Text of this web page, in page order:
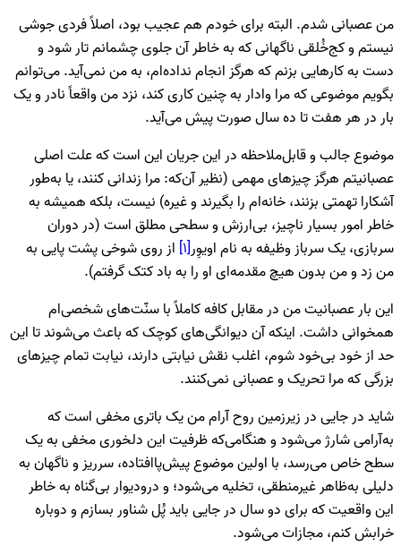
من عصبانی شدم. البته برای خودم هم عجیب بود، اصلاً فردی جوشی‌
نیستم و کج‌خُلقی ناگهانی که به خاطر آن جلوی چشمانم تار شود و
دست به کارهایی بزنم که هرگز انجام نداده‌ام، به من نمی‌آید. می‌توانم
بگویم موضوعی که مرا وادار به چنین کاری کند، نزد من واقعاً نادر و یک
بار در هر هفت تا ده سال صورت پیش می‌آید.
موضوع جالب و قابل‌ملاحظه در این جریان این است که علت اصلی
عصبانیتم هرگز چیزهای مهمی (نظیر آن‌که: مرا زندانی کنند، یا به‌طور
آشکارا تهمتی بزنند، خانه‌ام را بگیرند و غیره) نیست، بلکه همیشه به
خاطر امور بسیار ناچیز، بی‌ارزش و سطحی مطلق است (در دوران
سربازی، یک سرباز وظیفه به نام اویوِر[۱] از روی شوخی پشت پایی به
من زد و من بدون هیچ مقدمه‌ای او را به باد کتک گرفتم).
این بار عصبانیت من در مقابل کافه کاملاً با سنّت‌های شخصی‌ام
همخوانی داشت. اینکه آن دیوانگی‌های کوچک که باعث می‌شوند تا این
حد از خود بی‌خود شوم، اغلب نقش نیابتی دارند، نیابت تمام چیزهای
بزرگی که مرا تحریک و عصبانی نمی‌کنند.
شاید در جایی در زیرزمین روح آرام من یک باتری مخفی است که
به‌آرامی شارژ می‌شود و هنگامی‌که ظرفیت این دلخوری مخفی به یک
سطح خاص می‌رسد، با اولین موضوع پیش‌پاافتاده، سرریز و ناگهان به
دلیلی به‌ظاهر غیرمنطقی، تخلیه می‌شود؛ و درودیوار بی‌گناه به خاطر
این واقعیت که برای دو سال در جایی باید پُل شناور بسازم و دوباره
خرابش کنم، مجازات می‌شود.